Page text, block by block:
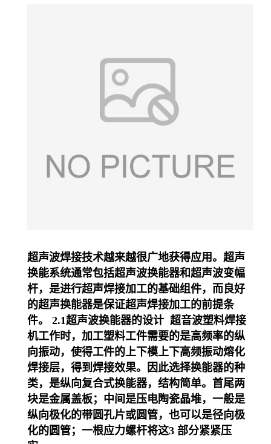
超声波焊接技术越来越很广地获得应用。超声
换能系统通常包括超声波换能器和超声波变幅
杆，是进行超声焊接加工的基础组件，而良好
的超声换能器是保证超声焊接加工的前提条
件。 2.1超声波换能器的设计 超音波塑料焊接
机工作时，加工塑料工件需要的是高频率的纵
向振动，使得工件的上下模上下高频振动熔化
焊接层，得到焊接效果。因此选择换能器的种
类，是纵向复合式换能器，结构简单。首尾两
块是金属盖板；中间是压电陶瓷晶堆，一般是
纵向极化的带圆孔片或圆管，也可以是径向极
化的圆管；一根应力螺杆将这3 部分紧紧压